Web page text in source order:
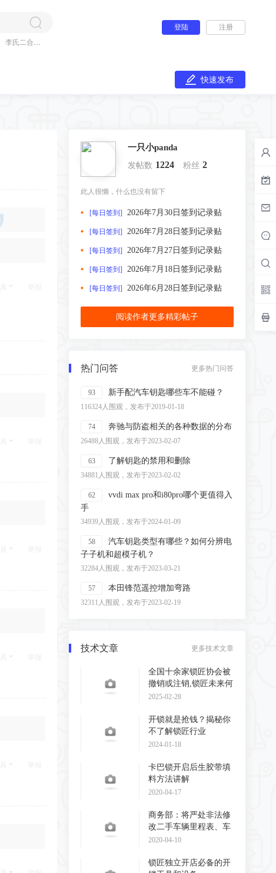
李氏二合一
登陆 注册
快速发布
一只小panda
发帖数 1224 粉丝 2
此人很懒，什么也没有留下
[每日签到] 2026年7月30日签到记录贴
[每日签到] 2026年7月28日签到记录贴
[每日签到] 2026年7月27日签到记录贴
[每日签到] 2026年7月18日签到记录贴
[每日签到] 2026年6月28日签到记录贴
阅读作者更多精彩帖子
热门问答 更多热门问答
93 新手配汽车钥匙哪些车不能碰？
116324人围观，发布于2019-01-18
74 奔驰与防盗相关的各种数据的分布
26488人围观，发布于2023-02-07
63 了解钥匙的禁用和删除
34881人围观，发布于2023-02-02
62
vvdi max pro和i80pro哪个更值得入
手
34939人围观，发布于2024-01-09
58
汽车钥匙类型有哪些？如何分辨电
子子机和超模子机？
32284人围观，发布于2023-03-21
57 本田锋范遥控增加弯路
32311人围观，发布于2023-02-19
技术文章 更多技术文章
全国十余家锁匠协会被
撤销或注销,锁匠未来何
去何从?
2025-02-28
开锁就是抢钱？揭秘你
不了解锁匠行业
2024-01-18
卡巴锁开启后生胶带填
料方法讲解
2020-04-17
商务部：将严处非法修
改二手车辆里程表、车
辆识别代码和发动
2020-04-10
锁匠独立开店必备的开